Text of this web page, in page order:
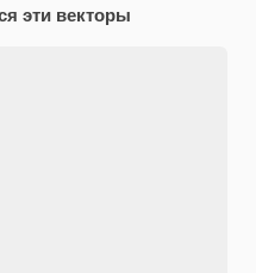
эти векторы